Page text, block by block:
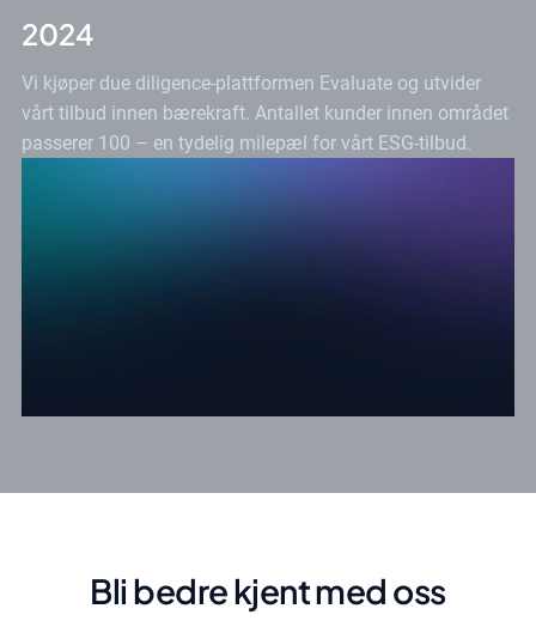
2024
Vi kjøper due diligence-plattformen Evaluate og utvider
vårt tilbud innen bærekraft. Antallet kunder innen området
passerer 100 – en tydelig milepæl for vårt ESG-tilbud.
Bli bedre kjent med oss